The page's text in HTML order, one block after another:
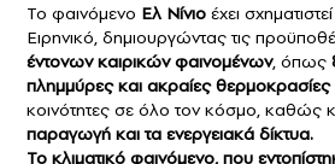
Το φαινόμενο Ελ Νίνιο έχει
Ειρηνικό, δημιουργώντας τις
έντονων καιρικών φαινομένων, όπως
πλημμύρες και ακραίες θερμοκρασίες
κοινότητες σε όλο τον κόσμο, καθώς
παραγωγή και τα ενεργειακά δίκτυα.
Το κλιματικό φαινόμενο, που